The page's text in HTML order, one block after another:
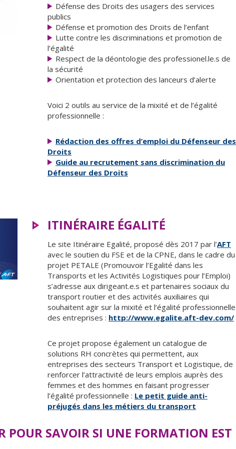
Défense des Droits des usagers des services
publics
Défense et promotion des Droits de l’enfant
Lutte contre les discriminations et promotion de
l’égalité
Respect de la déontologie des professionel.le.s de
la sécurité
Orientation et protection des lanceurs d’alerte
Voici 2 outils au service de la mixité et de l’égalité
professionnelle :
Rédaction des offres d’emploi du Défenseur des
Droits
Guide au recrutement sans discrimination du
Défenseur des Droits
ITINÉRAIRE ÉGALITÉ
Le site Itinéraire Egalité, proposé dès 2017 par l’AFT
avec le soutien du FSE et de la CPNE, dans le cadre du
projet PETALE (Promouvoir l’Egalité dans les
Transports et les Activités Logistiques pour l’Emploi)
s’adresse aux dirigeant.e.s et partenaires sociaux du
transport routier et des activités auxiliaires qui
souhaitent agir sur la mixité et l’égalité professionnelle
des entreprises : http://www.egalite.aft-dev.com/
Ce projet propose également un catalogue de
solutions RH concrètes qui permettent, aux
entreprises des secteurs Transport et Logistique, de
renforcer l’attractivité de leurs emplois auprès des
femmes et des hommes en faisant progresser
l’égalité professionnelle : Le petit guide anti-
préjugés dans les métiers du transport
POUR SAVOIR SI UNE FORMATION EST